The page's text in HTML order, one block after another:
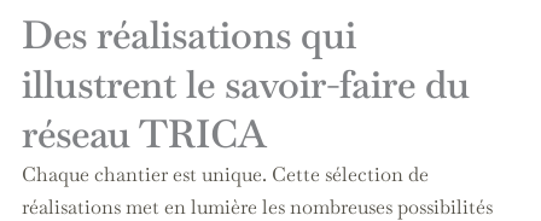
Des réalisations qui
illustrent le savoir-faire du
réseau TRICA
Chaque chantier est unique. Cette sélection de
réalisations met en lumière les nombreuses possibilités